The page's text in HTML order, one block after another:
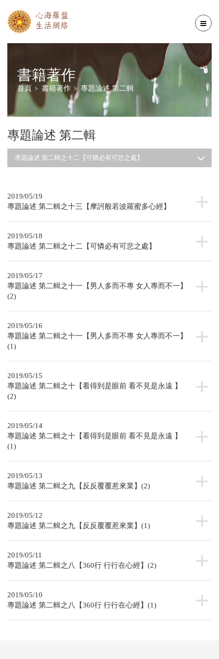
書籍著作
首頁 書籍著作 專題論述 第二輯
專題論述 第二輯
專題論述 第二輯之十二【可憐必有可悲之處】
2019/05/19
專題論述 第二輯之十三【摩訶般若波羅蜜多心經】
2019/05/18
專題論述 第二輯之十二【可憐必有可悲之處】
2019/05/17
專題論述 第二輯之十一【男人多而不專 女人專而不一】
(2)
2019/05/16
專題論述 第二輯之十一【男人多而不專 女人專而不一】
(1)
2019/05/15
專題論述 第二輯之十【看得到是眼前 看不見是永遠 】
(2)
2019/05/14
專題論述 第二輯之十【看得到是眼前 看不見是永遠 】
(1)
2019/05/13
專題論述 第二輯之九【反反覆覆惹來業】(2)
2019/05/12
專題論述 第二輯之九【反反覆覆惹來業】(1)
2019/05/11
專題論述 第二輯之八【360行 行行在心經】(2)
2019/05/10
專題論述 第二輯之八【360行 行行在心經】(1)